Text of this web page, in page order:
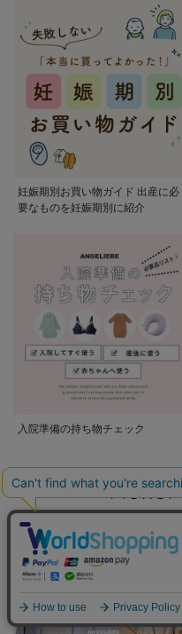
妊娠期別お買い物ガイド 出産に必
要なものを妊娠期別に紹介
入院準備の持ち物チェック
マタニティウェ
マタニテ